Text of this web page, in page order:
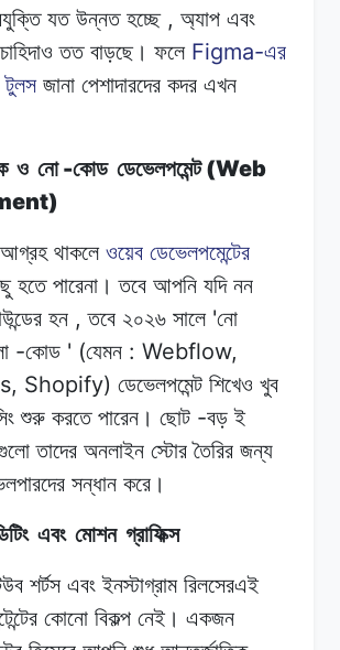
যত উন্নত হচ্ছে, অ্যাপ এবং
চাহিদাও তত বাড়ছে। ফলে Figma-এর
টুলস জানা পেশাদারদের কদর এখন
ও নো-কোড ডেভেলপমেন্ট(Web
আগ্রহ থাকলে ওয়েব ডেভেলপমেন্টের
হতে পারেনা। তবে আপনি যদি নন
হন ,তবে ২০২৬ সালে'নো
-কোড ' (যেমন : Webflow,
Shopify) ডেভেলপমেন্ট শিখেও খুব
শুরু করতে পারেন। ছোট -বড় ই
তাদের অনলাইন স্টোর তৈরির জন্য
সন্ধান করে।
এবং মোশন গ্রাফিক্স
শর্টস এবং ইনস্টাগ্রাম রিলসেরএই
কোনো বিকল্প নেই। একজন